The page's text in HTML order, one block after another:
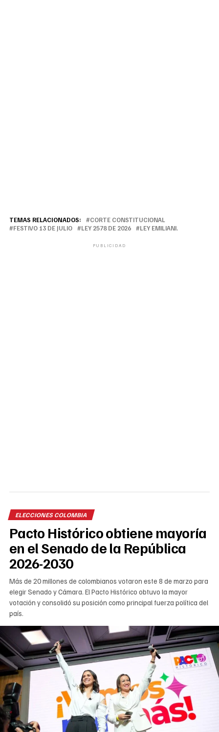
TEMAS RELACIONADOS:
CORTE CONSTITUCIONAL
FESTIVO 13 DE JULIO
LEY 2578 DE 2026 LEY EMILIANI.
PUBLICIDAD
ELECCIONES COLOMBIA
Pacto Histórico obtiene mayoría
en el Senado de la República
2026-2030
Más de 20 millones de colombianos votaron este 8 de marzo para
elegir Senado y Cámara. El Pacto Histórico obtuvo la mayor
votación y consolidó su posición como principal fuerza política del
país.